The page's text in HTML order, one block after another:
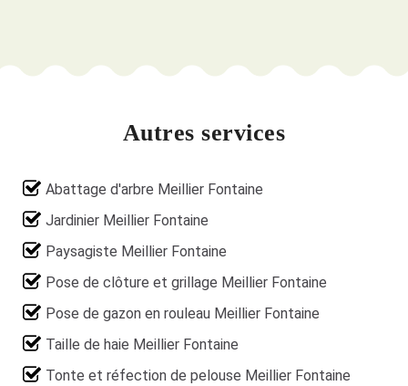
Autres services
Abattage d'arbre Meillier Fontaine
Jardinier Meillier Fontaine
Paysagiste Meillier Fontaine
Pose de clôture et grillage Meillier Fontaine
Pose de gazon en rouleau Meillier Fontaine
Taille de haie Meillier Fontaine
Tonte et réfection de pelouse Meillier Fontaine